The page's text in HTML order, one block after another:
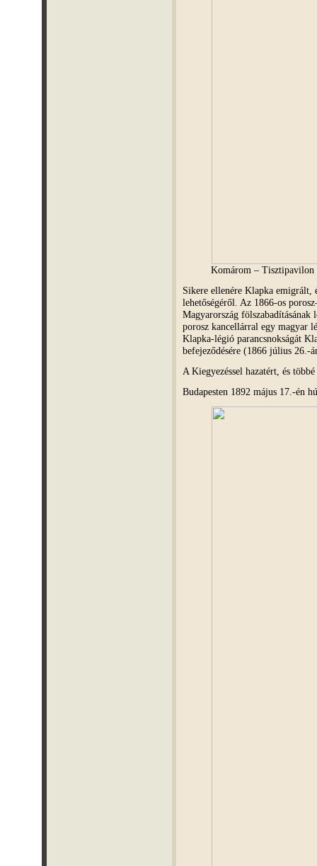
Komárom – Tisztipavilon
Sikere ellenére Klapka emigrált,
lehetőségéről. Az 1866-os
Magyarország
porosz kancellárral egy magyar
Klapka-légió parancsnokságát
befejeződésére (1866 július 26.-
A Kiegyezéssel hazatért, és
Budapesten 1892 május 17.-én